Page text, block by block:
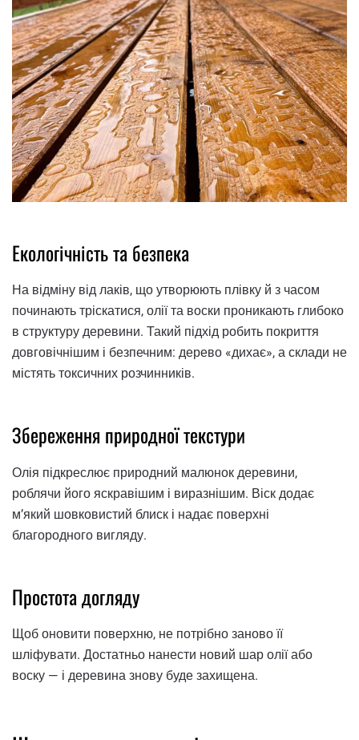
Екологічність та безпека
На відміну від лаків, що утворюють плівку й з часом
починають тріскатися, олії та воски проникають глибоко
в структуру деревини. Такий підхід робить покриття
довговічнішим і безпечним: дерево «дихає», а склади не
містять токсичних розчинників.
Збереження природної текстури
Олія підкреслює природний малюнок деревини,
роблячи його яскравішим і виразнішим. Віск додає
м’який шовковистий блиск і надає поверхні
благородного вигляду.
Простота догляду
Щоб оновити поверхню, не потрібно заново її
шліфувати. Достатньо нанести новий шар олії або
воску — і деревина знову буде захищена.